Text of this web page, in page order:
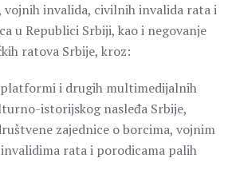
vojnih invalida, civilnih invalida rata i
u Republici Srbiji, kao i negovanje
ratova Srbije, kroz:
platformi i drugih multimedijalnih
istorijskog nasleđa Srbije,
zajednice o borcima, vojnim
rata i porodicama palih